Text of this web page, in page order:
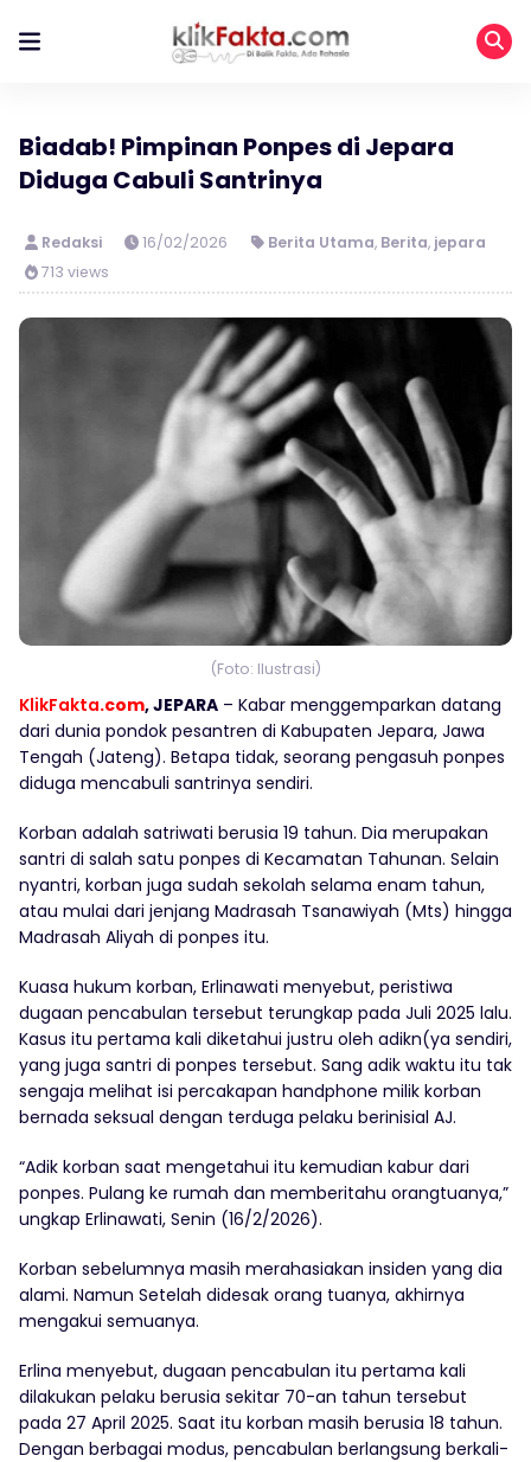
Biadab! Pimpinan Ponpes di Jepara
Diduga Cabuli Santrinya
Redaksi 16/02/2026 Berita Utama, Berita, jepara
713 views
(Foto: Ilustrasi)
KlikFakta.com, JEPARA – Kabar menggemparkan datang
dari dunia pondok pesantren di Kabupaten Jepara, Jawa
Tengah (Jateng). Betapa tidak, seorang pengasuh ponpes
diduga mencabuli santrinya sendiri.
Korban adalah satriwati berusia 19 tahun. Dia merupakan
santri di salah satu ponpes di Kecamatan Tahunan. Selain
nyantri, korban juga sudah sekolah selama enam tahun,
atau mulai dari jenjang Madrasah Tsanawiyah (Mts) hingga
Madrasah Aliyah di ponpes itu.
Kuasa hukum korban, Erlinawati menyebut, peristiwa
dugaan pencabulan tersebut terungkap pada Juli 2025 lalu.
Kasus itu pertama kali diketahui justru oleh adikn(ya sendiri,
yang juga santri di ponpes tersebut. Sang adik waktu itu tak
sengaja melihat isi percakapan handphone milik korban
bernada seksual dengan terduga pelaku berinisial AJ.
“Adik korban saat mengetahui itu kemudian kabur dari
ponpes. Pulang ke rumah dan memberitahu orangtuanya,”
ungkap Erlinawati, Senin (16/2/2026).
Korban sebelumnya masih merahasiakan insiden yang dia
alami. Namun Setelah didesak orang tuanya, akhirnya
mengakui semuanya.
Erlina menyebut, dugaan pencabulan itu pertama kali
dilakukan pelaku berusia sekitar 70-an tahun tersebut
pada 27 April 2025. Saat itu korban masih berusia 18 tahun.
Dengan berbagai modus, pencabulan berlangsung berkali-